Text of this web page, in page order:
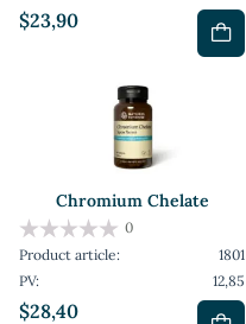
$23,90
Chromium Chelate
$28,40
0
Product article:
1801
PV:
12,85